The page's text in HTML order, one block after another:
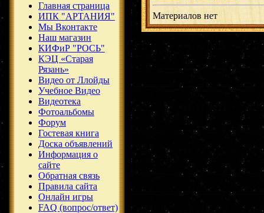
Главная страница
ИПК "АРТАНИЯ"
Мы Вконтакте
Наш магазин
КИФиР "РОСЬ"
КЭЦ «Старая
Рязань»
Видео от Ллойды
Учебное Видео
Видеотека
Фотоальбомы
Форум
Гостевая книга
Доска объявлений
Информация о
сайте
Обратная связь
Правила сайта
Онлайн игры
FAQ (вопрос/ответ)
Материалов нет